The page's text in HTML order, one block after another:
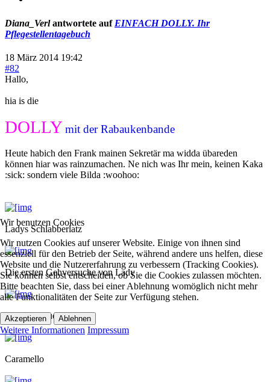
Diana_Verlantwortete auf EINFACH DOLLY. Ihr
Pflegestellentagebuch
18 März 2014 19:42
#82
Hallo,
hia is die
DOLLYmit der Rabaukenbande
Heute habich den Frank mainen Sekretär ma widda übareden
können hiar was rainzumachen. Ne nich was Ihr mein, keinen Kaka
:sick: sondern viele Bilda :woohoo:
Ladys Schlabberlatz
Die ersten Gehversuche von Lady
Und von Buddy auch
Caramello
Wir benutzen Cookies
Wir nutzen Cookies auf unserer Website. Einige von ihnen sind
essenziell für den Betrieb der Seite, während andere uns helfen, diese
Website und die Nutzererfahrung zu verbessern (Tracking Cookies).
Sie können selbst entscheiden, ob Sie die Cookies zulassen möchten.
Bitte beachten Sie, dass bei einer Ablehnung womöglich nicht mehr
alle Funktionalitäten der Seite zur Verfügung stehen.
Akzeptieren Ablehnen
Weitere Informationen Impressum